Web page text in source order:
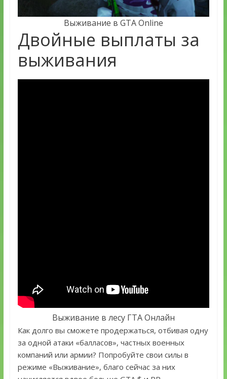
Выживание в GTA Online
Двойные выплаты за
выживания
Выживание в лесу ГТА Онлайн
Как долго вы сможете продержаться, отбивая одну
за одной атаки «балласов», частных военных
компаний или армии? Попробуйте свои силы в
режиме «Выживание», благо сейчас за них